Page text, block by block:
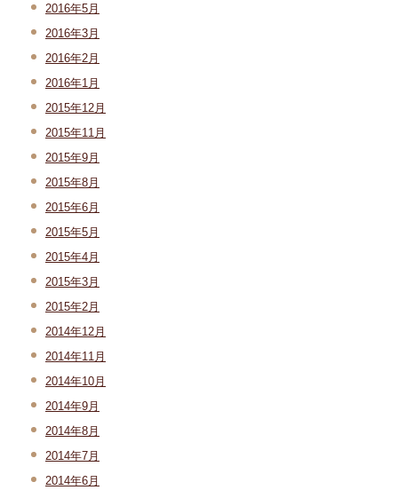
2016年5月
2016年3月
2016年2月
2016年1月
2015年12月
2015年11月
2015年9月
2015年8月
2015年6月
2015年5月
2015年4月
2015年3月
2015年2月
2014年12月
2014年11月
2014年10月
2014年9月
2014年8月
2014年7月
2014年6月